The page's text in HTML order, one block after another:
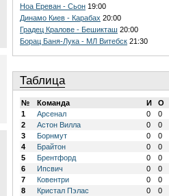
Ноа Ереван - Сьон 19:00
Динамо Киев - Карабах 20:00
Градец Кралове - Бешикташ 20:00
Борац Баня-Лука - МЛ Витебск 21:30
Таблица
№ Команда И
О
1
Арсенал 0
0
2
Астон Вилла 0
0
3
Борнмут 0
0
4
Брайтон 0
0
5
Брентфорд 0
0
6
Ипсвич 0
0
7
Ковентри 0
0
8
Кристал Пэлас 0
0